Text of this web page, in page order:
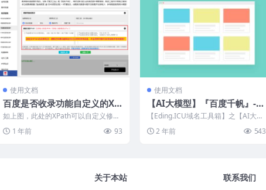
使用文档
百度是否收录功能自定义的XP
ath设置说明
如上图，此处的XPath可以自定义修
查询百度，...
1 年前 93
使用文档
【AI大模型】『百度千帆』-使
用说明
【Eding.ICU域名工具箱】之【AI大模
明！...2 年前 543
关于本站
联系我们